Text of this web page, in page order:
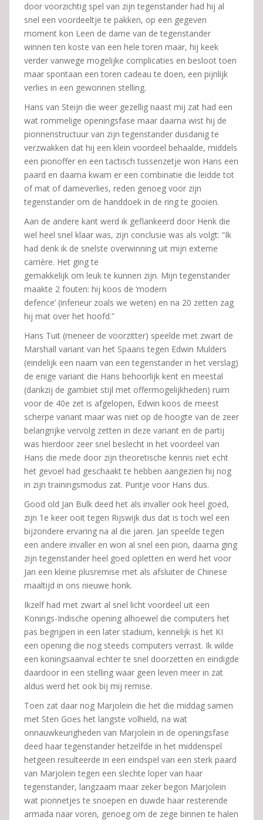
door voorzichtig spel van zijn tegenstander had hij al
snel een voordeeltje te pakken, op een gegeven
moment kon Leen de dame van de tegenstander
winnen ten koste van een hele toren maar, hij keek
verder vanwege mogelijke complicaties en besloot toen
maar spontaan een toren cadeau te doen, een pijnlijk
verlies in een gewonnen stelling.
Hans van Steijn die weer gezellig naast mij zat had een
wat rommelige openingsfase maar daarna wist hij de
pionnenstructuur van zijn tegenstander dusdanig te
verzwakken dat hij een klein voordeel behaalde, middels
een pionoffer en een tactisch tussenzetje won Hans een
paard en daarna kwam er een combinatie die leidde tot
of mat of dameverlies, reden genoeg voor zijn
tegenstander om de handdoek in de ring te gooien.
Aan de andere kant werd ik geflankeerd door Henk die
wel heel snel klaar was, zijn conclusie was als volgt: “Ik
had denk ik de snelste overwinning uit mijn externe
carrière. Het ging te
gemakkelijk om leuk te kunnen zijn. Mijn tegenstander
maakte 2 fouten: hij koos de ‘modern
defence’ (inferieur zoals we weten) en na 20 zetten zag
hij mat over het hoofd.”
Hans Tuit (meneer de voorzitter) speelde met zwart de
Marshall variant van het Spaans tegen Edwin Mulders
(eindelijk een naam van een tegenstander in het verslag)
de enige variant die Hans behoorlijk kent en meestal
(dankzij de gambiet stijl met offermogelijkheden) ruim
voor de 40e zet is afgelopen, Edwin koos de meest
scherpe variant maar was niet op de hoogte van de zeer
belangrijke vervolg zetten in deze variant en de partij
was hierdoor zeer snel beslecht in het voordeel van
Hans die mede door zijn theoretische kennis niet echt
het gevoel had geschaakt te hebben aangezien hij nog
in zijn trainingsmodus zat. Puntje voor Hans dus.
Good old Jan Bulk deed het als invaller ook heel goed,
zijn 1e keer ooit tegen Rijswijk dus dat is toch wel een
bijzondere ervaring na al die jaren. Jan speelde tegen
een andere invaller en won al snel een pion, daarna ging
zijn tegenstander heel goed opletten en werd het voor
Jan een kleine plusremise met als afsluiter de Chinese
maaltijd in ons nieuwe honk.
Ikzelf had met zwart al snel licht voordeel uit een
Konings-Indische opening alhoewel die computers het
pas begrijpen in een later stadium, kennelijk is het KI
een opening die nog steeds computers verrast. Ik wilde
een koningsaanval echter te snel doorzetten en eindigde
daardoor in een stelling waar geen leven meer in zat
aldus werd het ook bij mij remise.
Toen zat daar nog Marjolein die het die middag samen
met Sten Goes het langste volhield, na wat
onnauwkeurigheden van Marjolein in de openingsfase
deed haar tegenstander hetzelfde in het middenspel
hetgeen resulteerde in een eindspel van een sterk paard
van Marjolein tegen een slechte loper van haar
tegenstander, langzaam maar zeker begon Marjolein
wat pionnetjes te snoepen en duwde haar resterende
armada naar voren, genoeg om de zege binnen te halen